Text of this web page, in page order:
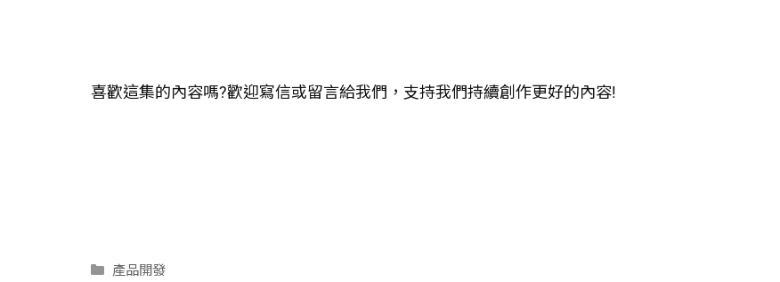
喜歡這集的內容嗎?歡迎寫信或留言給我們，支持我們持續創作更好的內容!
分
產品開發